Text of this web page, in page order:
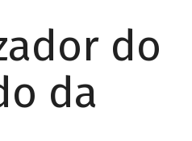
do
da